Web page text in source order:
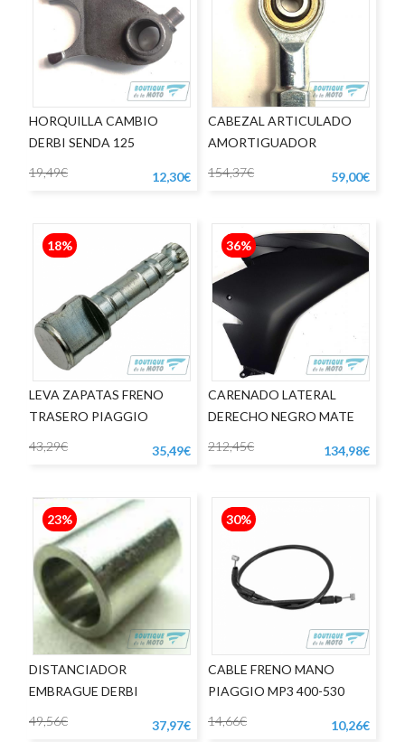
HORQUILLA CAMBIO
DERBI SENDA 125
19,49€
12,30€
CABEZAL ARTICULADO
AMORTIGUADOR
154,37€ 59,00€
18%
LEVA ZAPATAS FRENO
TRASERO PIAGGIO
43,29€
35,49€
36%
CARENADO LATERAL
DERECHO NEGRO MATE
APRILIA RS125
212,45€ 134,98€
23%
DISTANCIADOR
EMBRAGUE DERBI
49,56€
37,97€
30%
CABLE FRENO MANO
PIAGGIO MP3 400-530
14,66€
10,26€